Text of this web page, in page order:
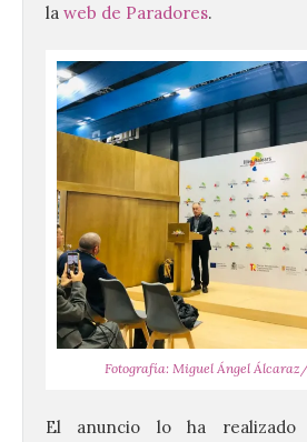
la web de Paradores.
Fotografía: Miguel Ángel
El anuncio lo ha